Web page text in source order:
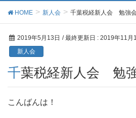
HOME 新人会 千葉税経新人会 勉強
2019年5月13日 / 最終更新日 : 2019年11月
新人会
千葉税経新人会 勉
こんばんは！